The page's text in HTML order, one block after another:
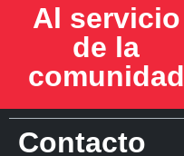
Al servicio
de la
comunidad
Contacto